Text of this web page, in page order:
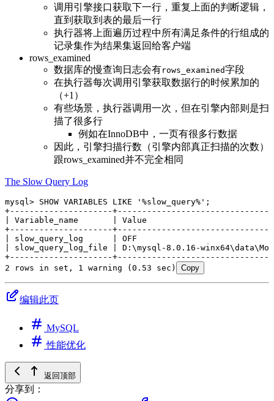
调用引擎接口获取下一行，重复上面的判断逻辑，
直到获取到表的最后一行
执行器将上面遍历过程中所有满足条件的行组成的
记录集作为结果集返回给客户端
rows_examined
数据库的慢查询日志会有rows_examined字段
在执行器每次调用引擎获取数据行的时候累加的
（+1）
有些场景，执行器调用一次，但在引擎内部则是扫
描了很多行
例如在InnoDB中，一页有很多行数据
因此，引擎扫描行数（引擎内部真正扫描的次数）
跟rows_examined并不完全相同
The Slow Query Log
mysql > SHOW VARIABLES LIKE ' %slow_query% ' ;
+---------------------
| Variable_name       | Value
+---------------------
| slow_query_log      | OFF
| slow_query_log_file | D:\mysql -8 . 0 . 16 -winx64\data
+---------------------
2 rows in set , 1 warning (0 . 53 sec) Copy
编辑此页
MySQL
性能优化
返回顶部
分享到：